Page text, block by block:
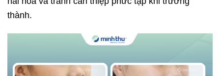
thành.